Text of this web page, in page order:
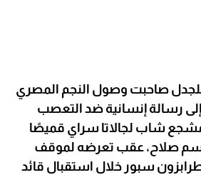
صاحبت وصول النجم المصري
رسالة إنسانية ضد التعصب
مشجع شاب لجالاتا سراي قميصًا
اسم صلاح، عقب تعرضه لموقف
سبور خلال استقبال قائد